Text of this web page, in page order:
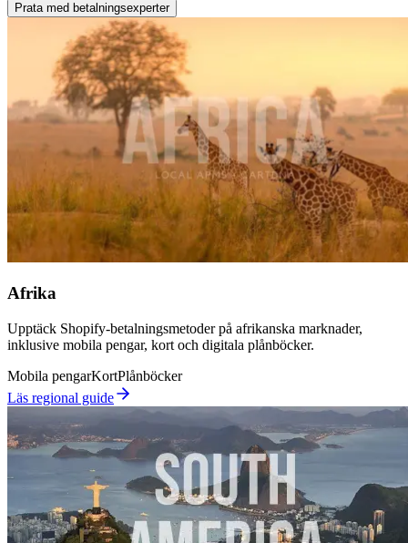
Prata med betalningsexperter
Afrika
Upptäck Shopify-betalningsmetoder på afrikanska marknader,
inklusive mobila pengar, kort och digitala plånböcker.
Mobila pengarKortPlånböcker
Läs regional guide